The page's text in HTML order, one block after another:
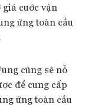
cước vận
ứng toàn cầu
cũng sẽ nỗ
để cung cấp
ứng toàn cầu